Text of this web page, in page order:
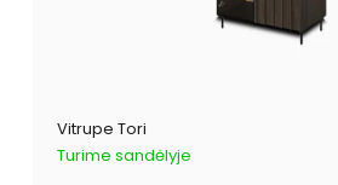
Vitrupe Tori
Turime sandėlyje